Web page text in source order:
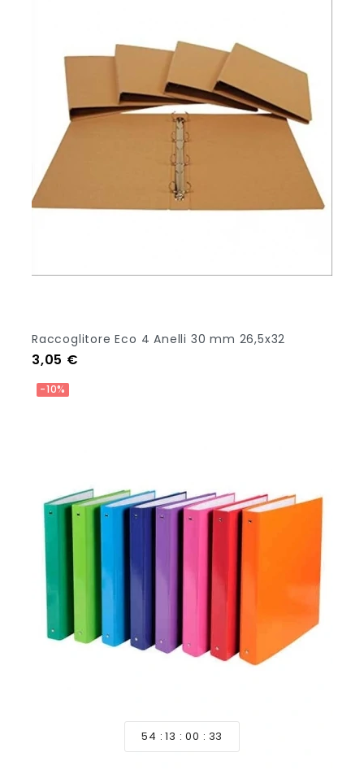
Raccoglitore Eco 4 Anelli 30 mm 26,5x32
Prezzo
3,05 €
-10%
54 13 00 33